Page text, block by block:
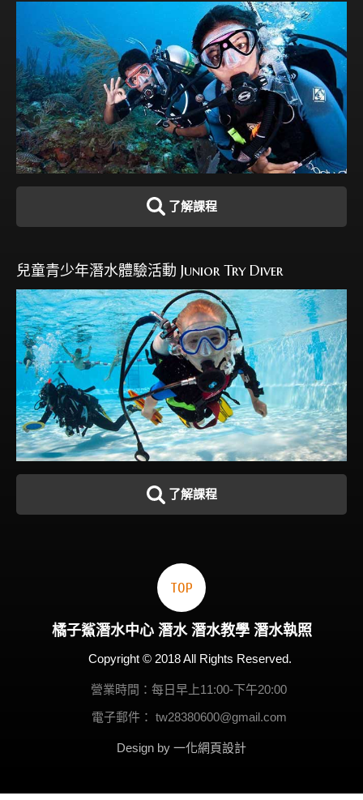
了解課程
兒童青少年潛水體驗活動 Junior Try Diver
了解課程
橘子鯊潛水中心 潛水 潛水教學 潛水執照
Copyright © 2018 All Rights Reserved.
營業時間：每日早上11:00-下午20:00
電子郵件： tw28380600@gmail.com
Design by 一化網頁設計
TOP